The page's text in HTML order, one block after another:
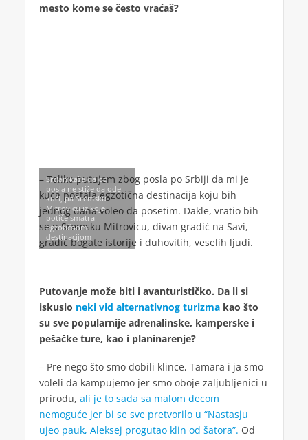
mesto kome se često vraćaš?
– Toliko putujem zbog posla po Srbiji da mi je
kuća postala egzotična destinacija koju bih
jednog dana voleo da posetim. Dakle, vratio bih
se u Sremsku Mitrovicu, divan gradić na Savi,
gradić bogate istorije i duhovitih, veselih ljudi.
Srđan kaže da od
posla ne stiže da ode
kući, pa Sremsku
Mitrovicu iz koje
potiče smatra
egzotičnom
destinacijom
Putovanje može biti i avanturističko. Da li si
iskusio neki vid alternativnog turizmakao što
su sve popularnije adrenalinske, kamperske i
pešačke ture, kao i planinarenje?
– Pre nego što smo dobili klince, Tamara i ja smo
voleli da kampujemo jer smo oboje zaljubljenici u
prirodu, ali je to sada sa malom decom
nemoguće jer bi se sve pretvorilo u “Nastasju
ujeo pauk, Aleksej progutao klin od šatora”. Od